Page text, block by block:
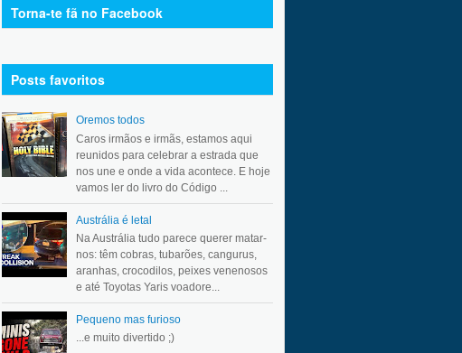
Torna-te fã no Facebook
Posts favoritos
Oremos todos
Caros irmãos e irmãs, estamos aqui
reunidos para celebrar a estrada que
nos une e onde a vida acontece. E hoje
vamos ler do livro do Código ...
Austrália é letal
Na Austrália tudo parece querer matar-
nos: têm cobras, tubarões, cangurus,
aranhas, crocodilos, peixes venenosos
e até Toyotas Yaris voadore...
Pequeno mas furioso
...e muito divertido ;)